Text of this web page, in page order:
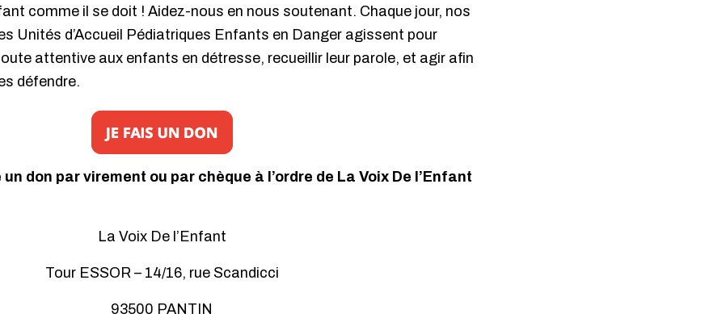
comme il se doit ! Aidez-nous en nous soutenant. Chaque jour, nos
Unités d’Accueil Pédiatriques Enfants en Danger agissent pour
attentive aux enfants en détresse, recueillir leur parole, et agir afin
défendre.
don par virement ou par chèque à l’ordre de La Voix De l’Enfant
La Voix De l’Enfant
Tour ESSOR – 14/16, rue Scandicci
93500 PANTIN